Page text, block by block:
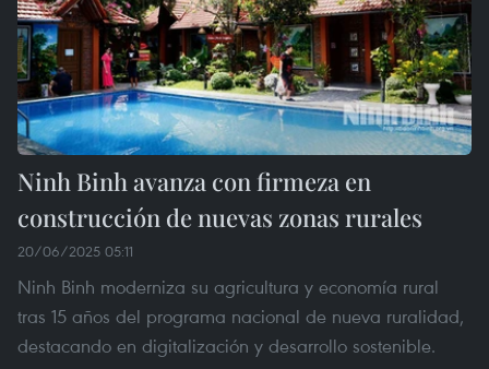
Ninh Binh avanza con firmeza en
construcción de nuevas zonas rurales
20/06/2025 05:11
Ninh Binh moderniza su agricultura y economía rural
tras 15 años del programa nacional de nueva ruralidad,
destacando en digitalización y desarrollo sostenible.